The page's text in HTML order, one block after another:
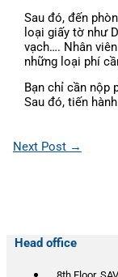
Sau đó, đến
loại giấy tờ như
vạch…. Nhân
những loại phí
Bạn chỉ cần nộp
Sau đó, tiến
Next Post →
Head office